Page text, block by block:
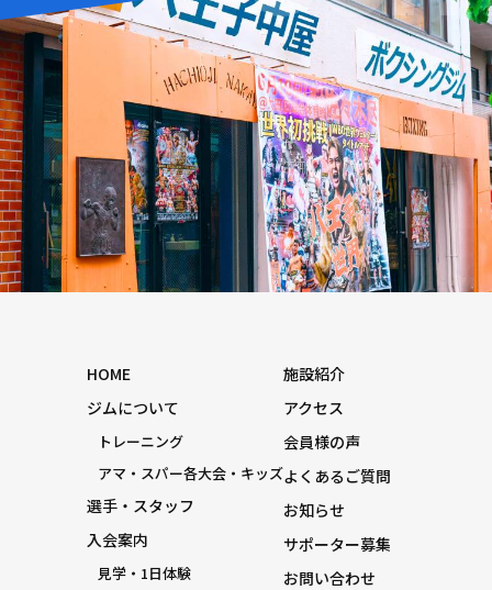
HOME
ジムについて
トレーニング
アマ・スパー各大会・キッズ
選手・スタッフ
入会案内
見学・1日体験
施設紹介
アクセス
会員様の声
よくあるご質問
お知らせ
サポーター募集
お問い合わせ